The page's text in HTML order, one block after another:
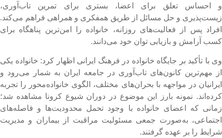
احساس تعلق برای اعضا، بستری برای تمرین تاب‌آوری،
و حل مسائل از طریق همفکری و همراهی فراهم می‌کند.
پس از فعالیت‌های روزانه، خانواده را امن‌ترین پناهگاه برای
آرامش و بازیابی توان خود می‌دانند.
با تأکید بر جایگاه خانواده در فرهنگ ایرانی اظهار کرد: خانواده یکی
مهم‌ترین کانون‌های تاب‌آوری در جامعه ایران به شمار می‌رود و
در مواجهه با بحران‌های مختلف، الگوی خانواده‌محور را تجربه
نمونه بارز این موضوع در دوران شیوع کرونا مشاهده شد؛
که اعضای خانواده با وجود تحمل محدودیت‌ها و فاصله‌های
به‌صورت جمعی مسئولیت مراقبت از بیماران و مدیریت
را بر عهده گرفتند.